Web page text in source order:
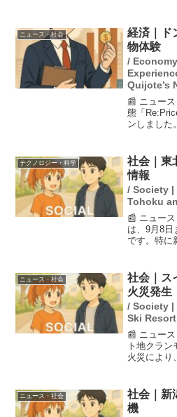
ニュース・社会
経済｜ド
物体験
/
Quijote’s
📰 ニュー
態「
ンしました
に応えるこ
追求しなが
テクノロジー・科学
社会｜東
情報
/ Society |
Tohoku
📰 ニュー
は、9月8日
です。特に
土砂災害や
濫に対して
ニュース・社会
社会｜ス
火災発生
/ Society |
Ski Resort
📰 ニュー
ト地クラ
火災により
た。火災は
ことが原因
ニュース・社会
社会｜新
機